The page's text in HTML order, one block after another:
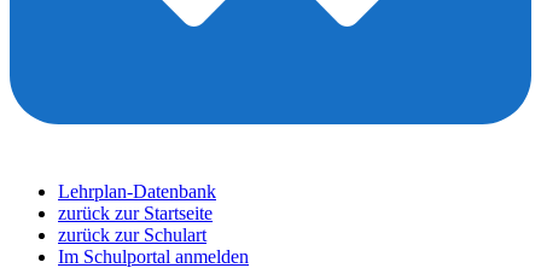
Lehrplan-Datenbank
zurück zur Startseite
zurück zur Schulart
Im Schulportal anmelden